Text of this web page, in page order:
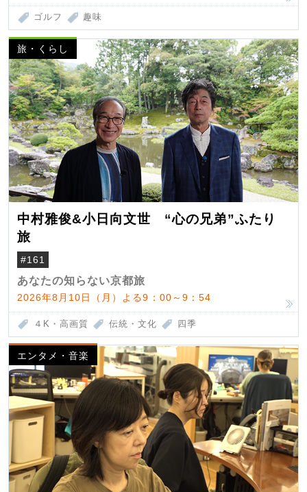
ゴルフ 趣味
旅・くらし
中村雅俊&小日向文世 “心の兄弟”ふたり
旅
#161
あなたの知らない京都旅
2026年8月10日（月）よる9：00～9：54
４K・高画質 伝統・文化 四季
エンタメ・音楽